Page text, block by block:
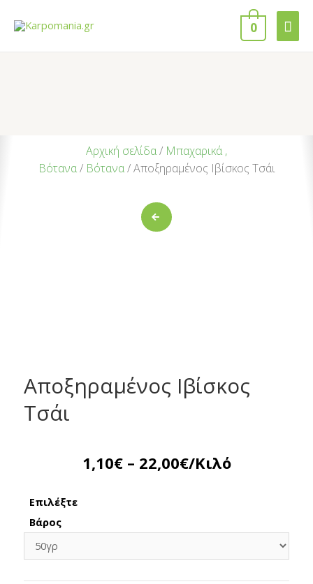
0
Αρχική σελίδα/ Μπαχαρικά ,
Βότανα/ Βότανα/ Αποξηραμένος Ιβίσκος Τσάι
Αποξηραμένος Ιβίσκος
Τσάι
1,10€ – 22,00€/Κιλό
Επιλέξτε
Βάρος